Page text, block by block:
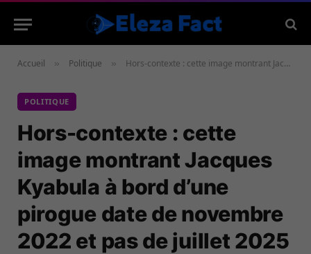
Accueil » Politique » Hors-contexte : cette image montrant Jacques Kyabula à bord d’une pirogue date de novembre 2022 et pas de juillet 2025
POLITIQUE
Hors-contexte : cette
image montrant Jacques
Kyabula à bord d’une
pirogue date de novembre
2022 et pas de juillet 2025